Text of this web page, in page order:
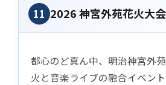
11 2026 神宮外苑花火大会
都心のど真ん中、明治神宮外
火と音楽ライブの融合イベン